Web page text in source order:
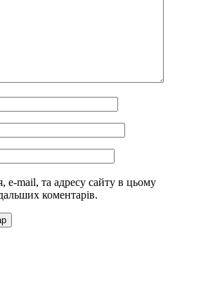
e-mail, та адресу сайту в цьому
коментарів.